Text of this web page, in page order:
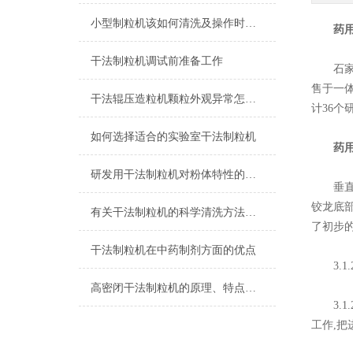
小型制粒机该如何清洗及操作时的注意事项
干法制粒机调试前准备工作
干法辊压造粒机颗粒外观异常怎么解决
如何选择适合的实验室干法制粒机
研发用干法制粒机对粉体特性的影响
有关干法制粒机的科学清洗方法介绍
干法制粒机在中药制剂方面的优点
高密闭干法制粒机的原理、特点及用途
药
石家
售于一
计36个
药
垂直
铰龙底
了初步
工作,把